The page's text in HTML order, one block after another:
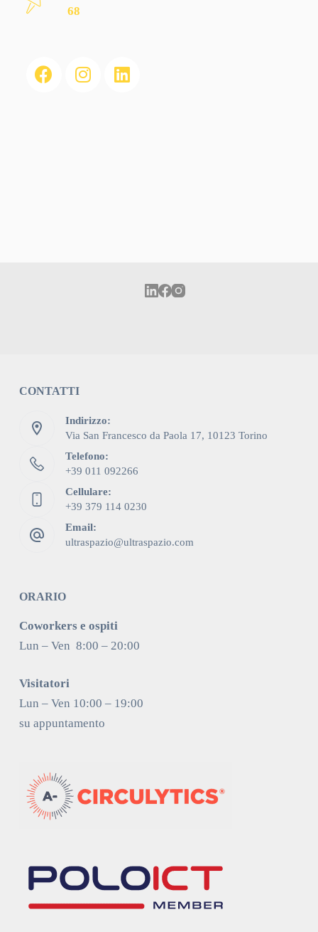
68
CONTATTI
Indirizzo:
Via San Francesco da Paola 17, 10123 Torino
Telefono:
+39 011 092266
Cellulare:
+39 379 114 0230
Email:
ultraspazio@ultraspazio.com
ORARIO
Coworkers e ospiti
Lun – Ven 8:00 – 20:00
Visitatori
Lun – Ven 10:00 – 19:00
su appuntamento